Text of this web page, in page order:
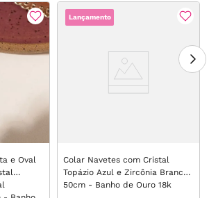
e Oval
Lançamento
Colar Navetes com Cristal
Topázio Azul e Zircônia Branca
50cm - Banho de Ouro 18k